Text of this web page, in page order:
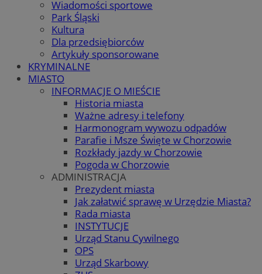
Wiadomości sportowe
Park Śląski
Kultura
Dla przedsiębiorców
Artykuły sponsorowane
KRYMINALNE
MIASTO
INFORMACJE O MIEŚCIE
Historia miasta
Ważne adresy i telefony
Harmonogram wywozu odpadów
Parafie i Msze Święte w Chorzowie
Rozkłady jazdy w Chorzowie
Pogoda w Chorzowie
ADMINISTRACJA
Prezydent miasta
Jak załatwić sprawę w Urzędzie Miasta?
Rada miasta
INSTYTUCJE
Urząd Stanu Cywilnego
OPS
Urząd Skarbowy